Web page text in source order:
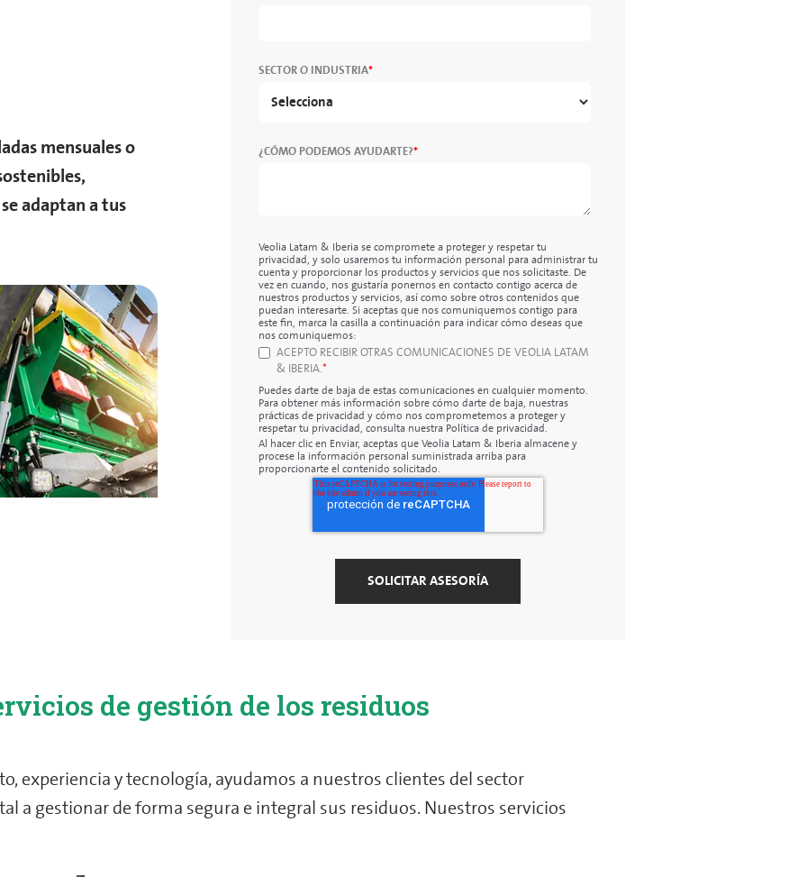
mensuales o
adaptan a tus
SECTOR O INDUSTRIA*
¿CÓMO PODEMOS AYUDARTE?*
Veolia Latam & Iberia se compromete a proteger y respetar tu
privacidad, y solo usaremos tu información personal para administrar tu
cuenta y proporcionar los productos y servicios que nos solicitaste. De
vez en cuando, nos gustaría ponernos en contacto contigo acerca de
nuestros productos y servicios, así como sobre otros contenidos que
puedan interesarte. Si aceptas que nos comuniquemos contigo para
este fin, marca la casilla a continuación para indicar cómo deseas que
nos comuniquemos:
ACEPTO RECIBIR OTRAS COMUNICACIONES DE VEOLIA LATAM
& IBERIA.*
Puedes darte de baja de estas comunicaciones en cualquier momento.
Para obtener más información sobre cómo darte de baja, nuestras
prácticas de privacidad y cómo nos comprometemos a proteger y
respetar tu privacidad, consulta nuestra Política de privacidad.
Al hacer clic en Enviar, aceptas que Veolia Latam & Iberia almacene y
procese la información personal suministrada arriba para
proporcionarte el contenido solicitado.
de gestión de los residuos
experiencia y tecnología, ayudamos a nuestros clientes del sector
a gestionar de forma segura e integral sus residuos. Nuestros servicios